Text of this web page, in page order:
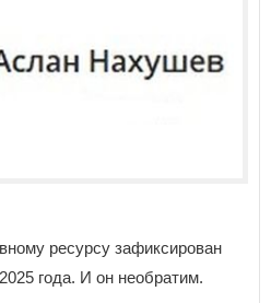
ресурсу зафиксирован
года. И он необратим.